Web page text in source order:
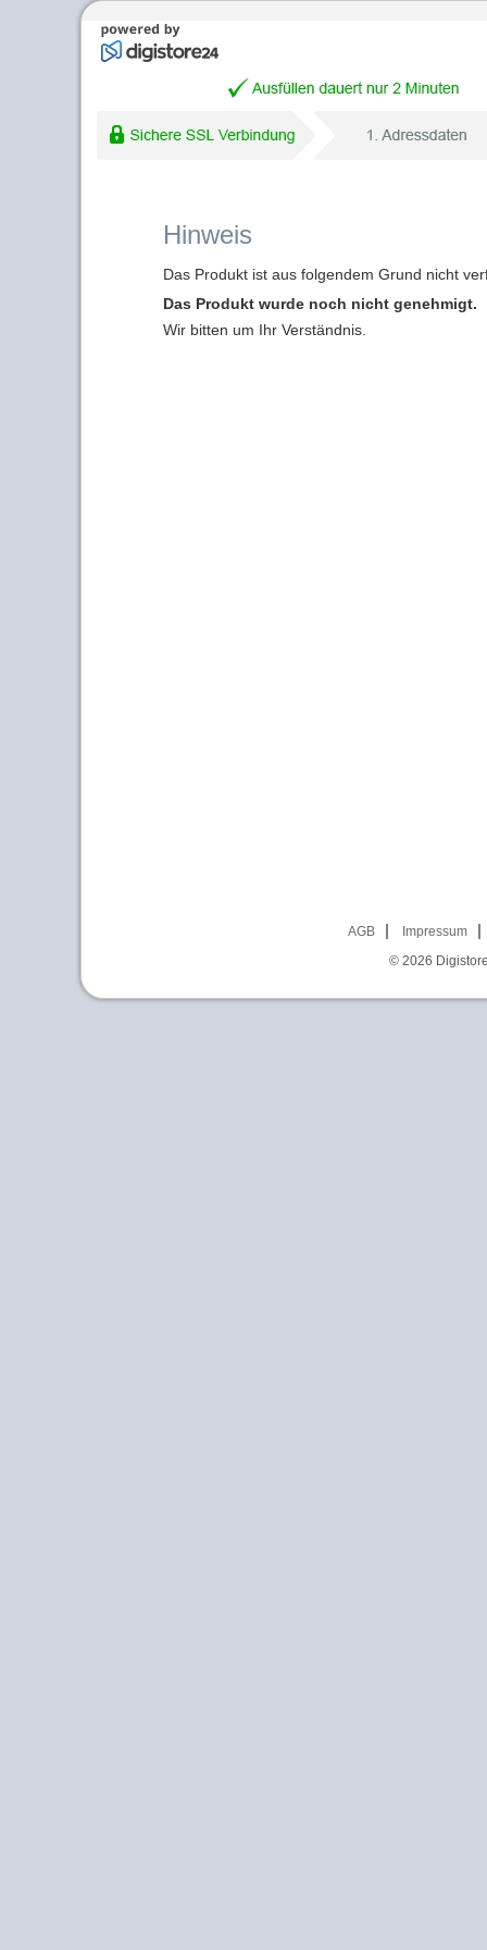
Hinweis
Das Produkt ist aus folgendem Grund nicht
Das Produkt wurde noch nicht genehmigt.
Wir bitten um Ihr Verständnis.
AGB
Impressum
© 2026